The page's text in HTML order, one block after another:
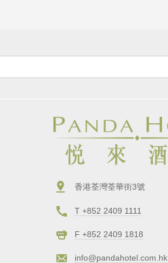
香港荃灣荃華街3號
T +852 2409 1111
F +852 2409 1818
info@pandahotel.com.hk